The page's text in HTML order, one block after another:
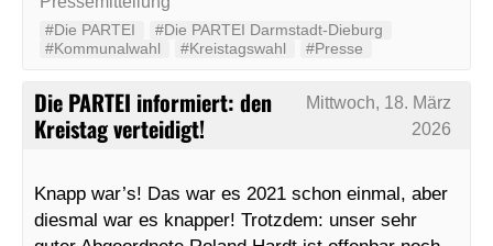
#Die PARTEI
#Die PARTEI Darmstadt-Dieburg
#Kommunalwahl
#Kreistagswahl #Presse
Die PARTEI informiert: den
Kreistag verteidigt!
Mittwoch, 18. März
2026
Knapp war’s! Das war es 2021 schon einmal, aber
diesmal war es knapper! Trotzdem: unser sehr